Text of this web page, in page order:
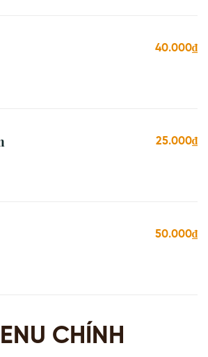
40.000₫
25.000₫
50.000₫
CHÍNH